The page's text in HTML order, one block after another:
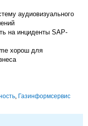
аудиовизуального
на инциденты SAP-
хорош для
, Газинформсервис